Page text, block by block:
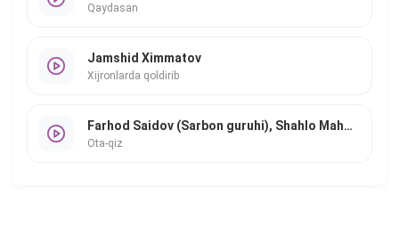
Qaydasan
Jamshid Ximmatov
Xijronlarda qoldirib
Farhod Saidov (Sarbon guruhi), Shahlo Mahmudova
Ota-qiz